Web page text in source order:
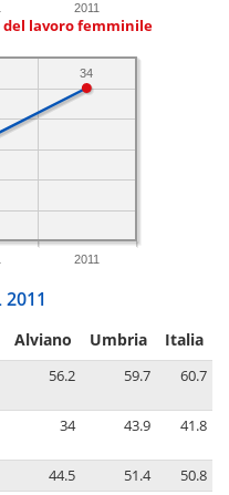
2011
lavoro femminile
2011
34
2011
Alviano Umbria Italia
56.2 59.7 60.7
34 43.9 41.8
44.5 51.4
50.8